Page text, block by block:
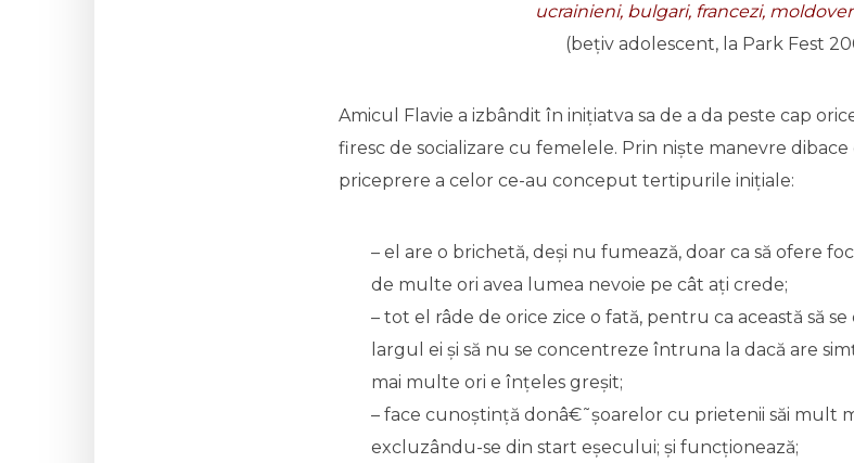
ucrainieni, bulgari, francezi,
(bețiv adolescent, la Park Fest
Amicul Flavie a izbândit în inițiatva sa de a da peste cap
firesc de socializare cu femelele. Prin niște manevre
priceprere a celor ce-au conceput tertipurile inițiale:
– el are o brichetă, deși nu fumează, doar ca să ofere
de multe ori avea lumea nevoie pe cât ați crede;
– tot el râde de orice zice o fată, pentru ca această să
largul ei și să nu se concentreze întruna la dacă are
mai multe ori e înțeles greșit;
– face cunoștință donâ€˜șoarelor cu prietenii săi mult
excluzându-se din start eșecului; și funcționează;